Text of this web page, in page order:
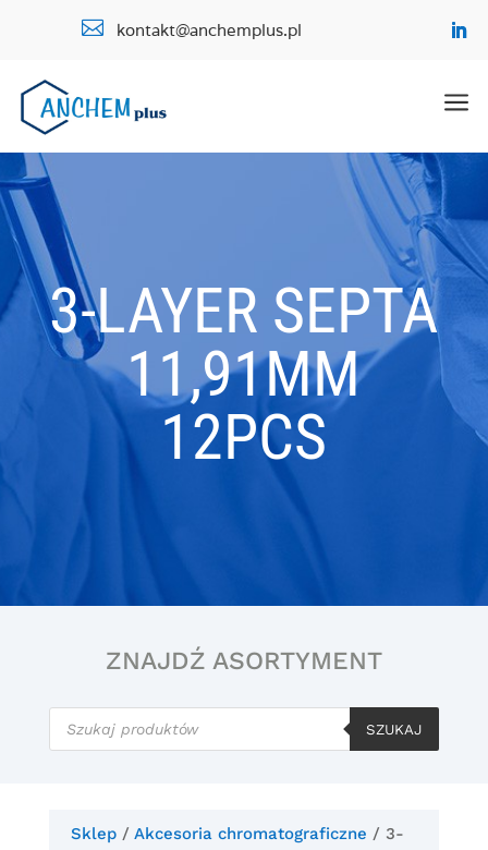
 kontakt@anchemplus.pl
a
3-LAYER SEPTA
11,91MM
12PCS
ZNAJDŹ ASORTYMENT
Wyszukiwarka
produktów
SZUKAJ
Sklep/ Akcesoria chromatograficzne / 3-